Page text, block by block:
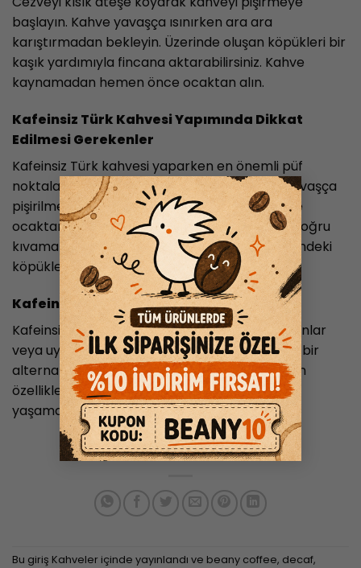
×
başlayın. Kahve yavaşça ısınırken ara ara
karıştırmadan bekleyin. Üzerinde oluşan köpükleri bir
kaşık yardımıyla fincana aktarabilirsiniz. Kahve
kaynamadan hemen önce ocaktan alın.
Kafeinsiz Türk Kahvesi Yapımında Dikkat
Edilmesi Gerekenler
Kafeinsiz Türk kahvesi yaparken en önemli püf
noktalarından biri, kahvenin kısık ateşte ve yavaşça
pişirilmesidir. Ayrıca, kahve kaynamadan önce
ocaktan alınmalı, böylece kahve yanmadan doğru
kıvama ulaşır. Köpük seviyorsanız, cezve üzerindeki
köpükleri fincana aktarmayı unutmayın.
Kafeinsiz Türk Kahvesi İçmek Sağlıklı mı?
Kafeinsiz kahve, özellikle kafein hassasiyeti olanlar
veya uyku düzenine dikkat edenler için sağlıklı bir
alternatiftir. Kafeinsiz Türk kahvesi, antioksidan
özelliklerini korurken, geleneksel kahve keyfini
yaşamanızı sağlar.
Bu giriş Kahveler içinde yayınlandı ve beany coffee, decaf,